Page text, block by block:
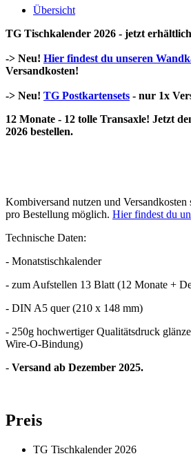
Übersicht
TG Tischkalender 2026 - jetzt
-> Neu! Hier findest du unseren
Versandkosten!
-> Neu! TG Postkartensets - nur 1x
12 Monate - 12 tolle Transaxle! Jetzt
2026 bestellen.
Kombiversand nutzen und
pro Bestellung möglich. Hier findest du
Technische Daten:
- Monatstischkalender
- zum Aufstellen 13 Blatt (12 Monate +
- DIN A5 quer (210 x 148 mm)
- 250g hochwertiger Qualitätsdruck
Wire-O-Bindung)
- Versand ab Dezember 2025.
Preis
TG Tischkalender 2026